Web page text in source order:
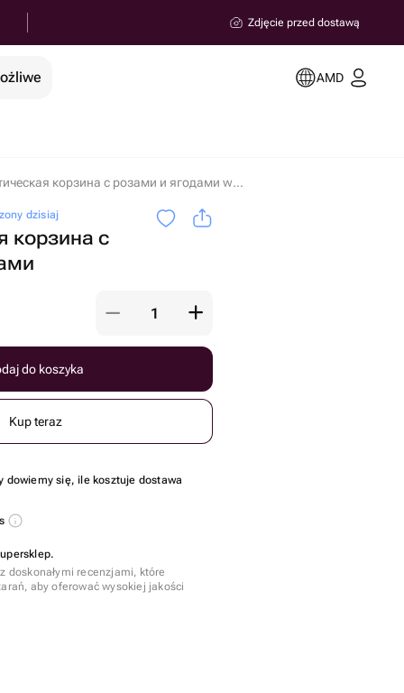
Zdjęcie przed dostawą
AMD
Романтическая корзина с розами и ягодами w miejscowości Erywań
dzisiaj
корзина с
do koszyka
Kup teraz
dowiemy się, ile kosztuje dostawa
doskonałymi recenzjami, które
aby oferować wysokiej jakości